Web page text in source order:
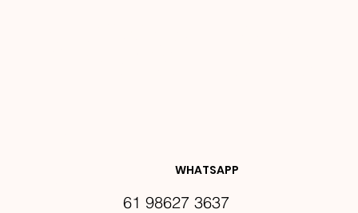
DES E
WHATSAPP
61 98627 3637